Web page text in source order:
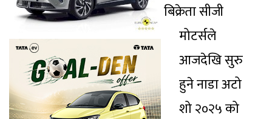
बिक्रेता सीजी
मोटर्सले
आजदेखि सुरु
हुने नाडा अटो
शो २०२५ को